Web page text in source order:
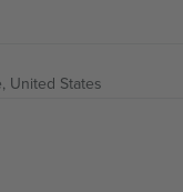
United States